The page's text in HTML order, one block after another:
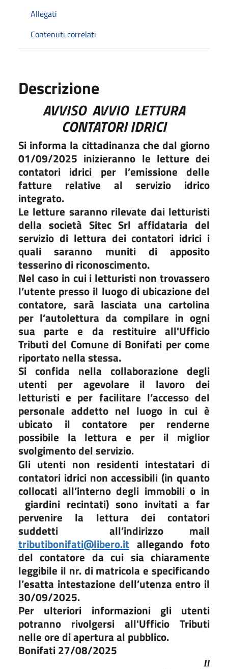
Allegati
Contenuti correlati
Descrizione
AVVISO AVVIO LETTURA
CONTATORI IDRICI
Si informa la cittadinanza che dal giorno
01/09/2025 inizieranno le letture dei
contatori idrici per l’emissione delle
fatture relative al servizio idrico
integrato.
Le letture saranno rilevate dai letturisti
della società Sitec Srl affidataria del
servizio di lettura dei contatori idrici i
quali saranno muniti di apposito
tesserino di riconoscimento.
Nel caso in cui i letturisti non trovassero
l’utente presso il luogo di ubicazione del
contatore, sarà lasciata una cartolina
per l’autolettura da compilare in ogni
sua parte e da restituire all'Ufficio
Tributi del Comune di Bonifati per come
riportato nella stessa.
Si confida nella collaborazione degli
utenti per agevolare il lavoro dei
letturisti e per facilitare l’accesso del
personale addetto nel luogo in cui è
ubicato il contatore per renderne
possibile la lettura e per il miglior
svolgimento del servizio.
Gli utenti non residenti intestatari di
contatori idrici non accessibili (in quanto
collocati all’interno degli immobili o in
giardini recintati) sono invitati a far
pervenire la lettura dei contatori
suddetti
all’indirizzo mail
tributibonifati@libero.it allegando foto
del contatore da cui sia chiaramente
leggibile il nr. di matricola e specificando
l’esatta intestazione dell’utenza entro il
30/09/2025.
Per ulteriori informazioni gli utenti
potranno rivolgersi all'Ufficio Tributi
nelle ore di apertura al pubblico.
Bonifati 27/08/2025
Il